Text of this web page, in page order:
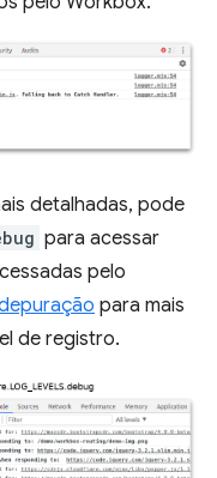
detalhadas, pode
para acessar
pelo
para mais
de registro.